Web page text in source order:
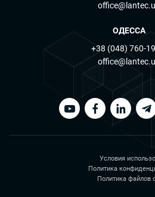
ОДЕССА
+38 (048) 760-
Условия
Политика
Политика файлов